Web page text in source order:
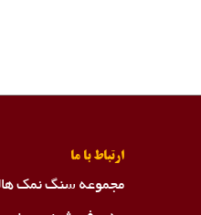
ارتباط با ما
مجموعه سنگ نمک